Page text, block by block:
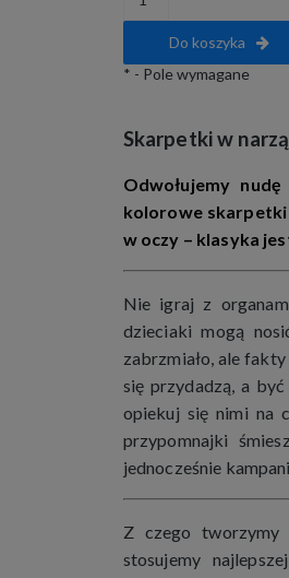
Do koszyka
* - Pole wymagane
Skarpetki w
Odwołujemy
kolorowe skarpetki
w oczy – klasyka
Nie igraj z
dzieciaki mogą
zabrzmiało, ale
się przydadzą, a
opiekuj się nimi na
przypomnajki
jednocześnie
Z czego tworzymy
stosujemy